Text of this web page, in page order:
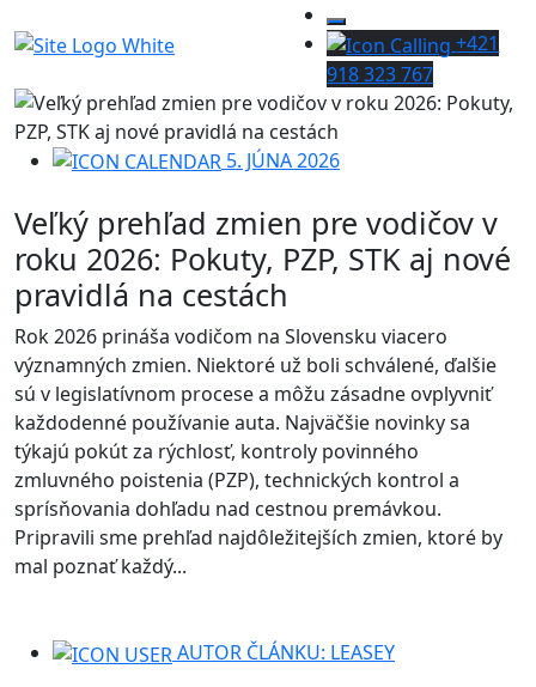
+421
918 323 767
5. JÚNA 2026
Veľký prehľad zmien pre vodičov v
roku 2026: Pokuty, PZP, STK aj nové
pravidlá na cestách
Rok 2026 prináša vodičom na Slovensku viacero
významných zmien. Niektoré už boli schválené, ďalšie
sú v legislatívnom procese a môžu zásadne ovplyvniť
každodenné používanie auta. Najväčšie novinky sa
týkajú pokút za rýchlosť, kontroly povinného
zmluvného poistenia (PZP), technických kontrol a
sprísňovania dohľadu nad cestnou premávkou.
Pripravili sme prehľad najdôležitejších zmien, ktoré by
mal poznať každý...
AUTOR ČLÁNKU: LEASEY